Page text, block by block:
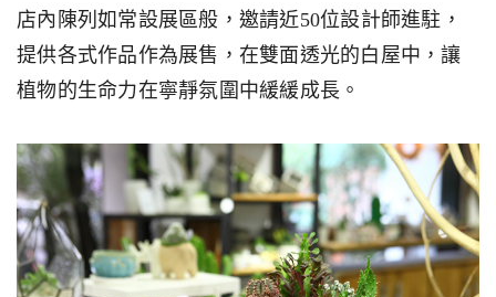
店內陳列如常設展區般，邀請近50位設計師進駐，
提供各式作品作為展售，在雙面透光的白屋中，讓
植物的生命力在寧靜氛圍中緩緩成長。